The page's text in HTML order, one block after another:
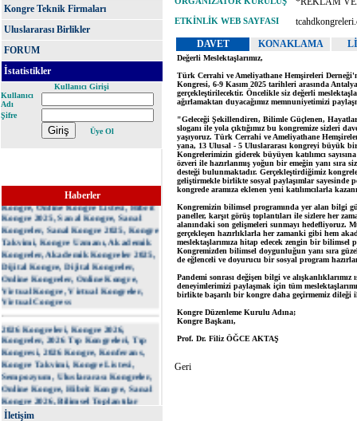
Kongre Teknik Firmaları
Uluslararası Birlikler
FORUM
İstatistikler
Kullanıcı Girişi
Kullanıcı
Adı
Şifre
Üye Ol
Haberler
Kongresi 2025, Kongre 2025, 2025
Kongre 2025, Sanal Kongre, Sanal
Kongreler, Sanal Kongre 2025, Kongre
Takvimi, Kongre Uzmanı, Akademik
Kongreler, Akademik Kongreler 2025,
Dijital Kongre, Dijital Kongreler,
Online Kongreler, Online Kongre,
Virtual Kongre, Virtual Kongreler,
Virtual Congress
2026 Kongreleri, Kongre 2026,
Kongreler, 2026 Tıp Kongreleri, Tıp
Kongresi, 2026 Kongre, Konferans,
Kongre Takvimi, Kongre Listesi,
Sempozyum, Uluslararası Kongreler,
Online Kongre, Hibrit Kongre, Sanal
Kongre 2026, Bilimsel Toplantılar
2026, Akademik Takvim 2026, Kongre
İletişim